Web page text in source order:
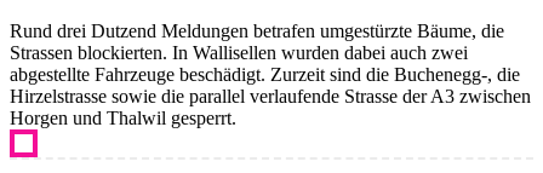
Rund drei Dutzend Meldungen betrafen umgestürzte Bäume, die
Strassen blockierten. In Wallisellen wurden dabei auch zwei
abgestellte Fahrzeuge beschädigt. Zurzeit sind die Buchenegg-, die
Hirzelstrasse sowie die parallel verlaufende Strasse der A3 zwischen
Horgen und Thalwil gesperrt.